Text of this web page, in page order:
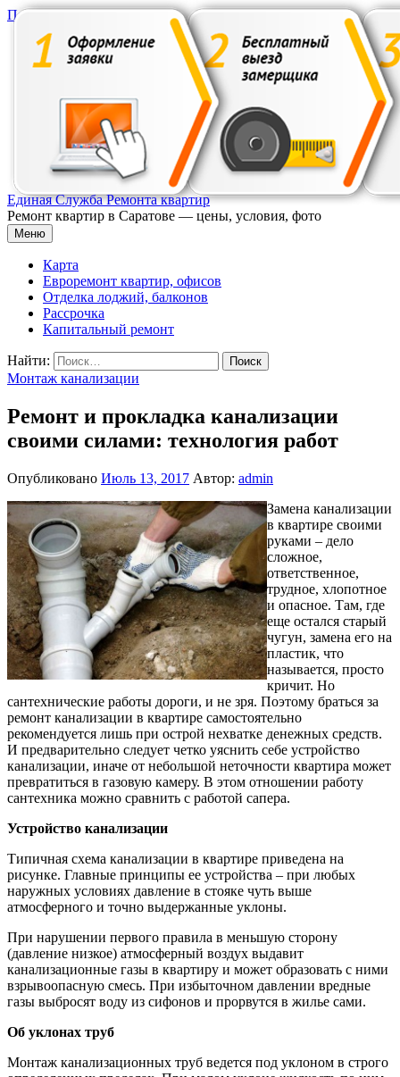
Перейти к содержимому
Единая Служба Ремонта квартир
Ремонт квартир в Саратове — цены, условия, фото
Меню
Карта
Евроремонт квартир, офисов
Отделка лоджий, балконов
Рассрочка
Капитальный ремонт
Найти:
Монтаж канализации
Ремонт и прокладка канализации
своими силами: технология работ
Опубликовано Июль 13, 2017 Автор: admin
Замена канализации
в квартире своими
руками – дело
сложное,
ответственное,
трудное, хлопотное
и опасное. Там, где
еще остался старый
чугун, замена его на
пластик, что
называется, просто
кричит. Но
сантехнические работы дороги, и не зря. Поэтому браться за
ремонт канализации в квартире самостоятельно
рекомендуется лишь при острой нехватке денежных средств.
И предварительно следует четко уяснить себе устройство
канализации, иначе от небольшой неточности квартира может
превратиться в газовую камеру. В этом отношении работу
сантехника можно сравнить с работой сапера.
Устройство канализации
Типичная схема канализации в квартире приведена на
рисунке. Главные принципы ее устройства – при любых
наружных условиях давление в стояке чуть выше
атмосферного и точно выдержанные уклоны.
При нарушении первого правила в меньшую сторону
(давление низкое) атмосферный воздух выдавит
канализационные газы в квартиру и может образовать с ними
взрывоопасную смесь. При избыточном давлении вредные
газы выбросят воду из сифонов и прорвутся в жилье сами.
Об уклонах труб
Монтаж канализационных труб ведется под уклоном в строго